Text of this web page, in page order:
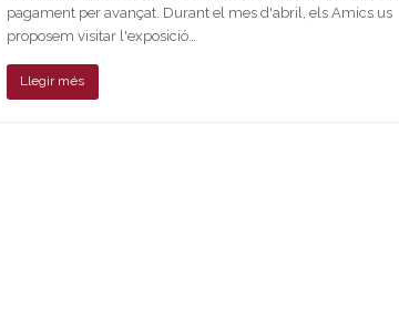
pagament per avançat. Durant el mes d'abril, els Amics us
proposem visitar l'exposició…
Llegir més